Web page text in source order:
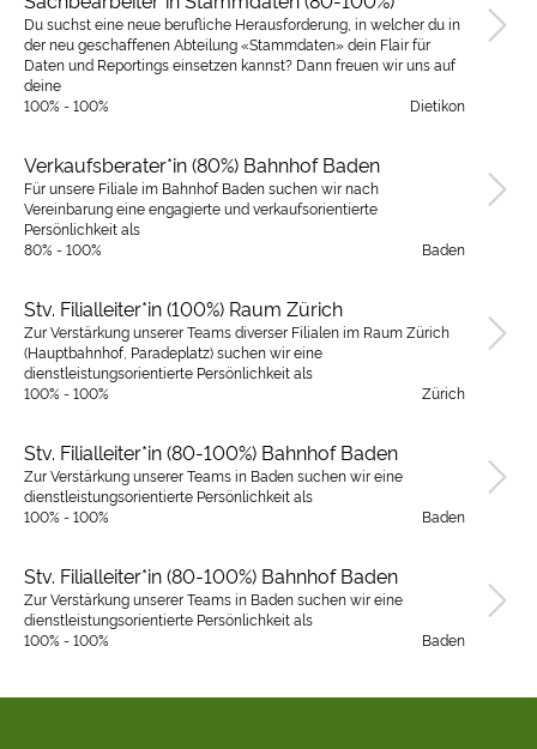
Du suchst eine neue berufliche Herausforderung, in welcher du in
der neu geschaffenen Abteilung «Stammdaten» dein Flair für
Daten und Reportings einsetzen kannst? Dann freuen wir uns auf
deine
100% - 100%
Dietikon
Verkaufsberater*in (80%) Bahnhof Baden
Für unsere Filiale im Bahnhof Baden suchen wir nach
Vereinbarung eine engagierte und verkaufsorientierte
Persönlichkeit als
80% - 100%
Baden
Stv. Filialleiter*in (100%) Raum Zürich
Zur Verstärkung unserer Teams diverser Filialen im Raum Zürich
(Hauptbahnhof, Paradeplatz) suchen wir eine
dienstleistungsorientierte Persönlichkeit als
100% - 100%
Zürich
Stv. Filialleiter*in (80-100%) Bahnhof Baden
Zur Verstärkung unserer Teams in Baden suchen wir eine
dienstleistungsorientierte Persönlichkeit als
100% - 100%
Baden
Stv. Filialleiter*in (80-100%) Bahnhof Baden
Zur Verstärkung unserer Teams in Baden suchen wir eine
dienstleistungsorientierte Persönlichkeit als
100% - 100%
Baden